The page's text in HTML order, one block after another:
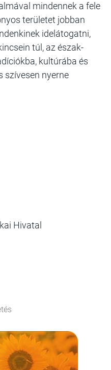
mindennek a fele
területet jobban
idelátogatni,
túl, az észak-
kultúrába és
szívesen nyerne
Hivatal